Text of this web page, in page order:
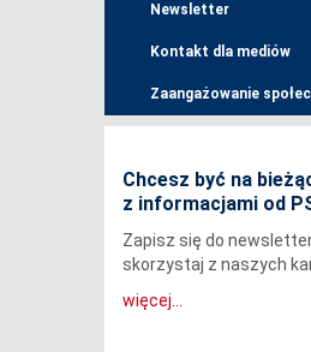
Newsletter
Kontakt dla mediów
Zaangażowanie
Chcesz być na
z informacjami od
Zapisz się do
skorzystaj z naszych
więcej...